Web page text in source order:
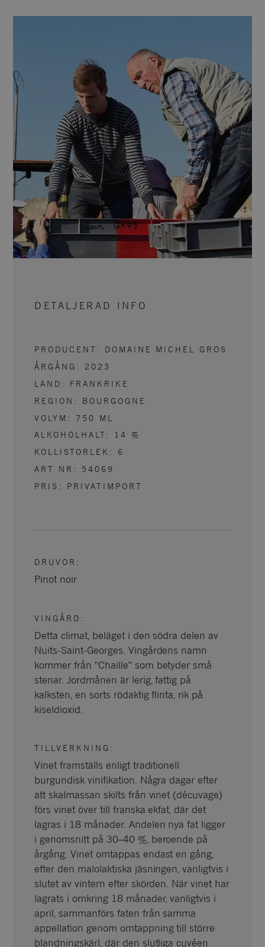
DETALJERAD INFO
PRODUCENT: DOMAINE MICHEL GROS
ÅRGÅNG: 2023
LAND: FRANKRIKE
REGION: BOURGOGNE
VOLYM: 750
ML
ALKOHOLHALT:
14
%
KOLLISTORLEK: 6
ART NR: 54069
PRIS: PRIVATIMPORT
DRUVOR :
Pinot noir
VINGÅRD :
Detta climat, beläget i den södra delen av
Nuits-Saint-Georges. Vingårdens namn
kommer från "Chaille" som betyder små
stenar. Jordmånen är lerig, fattig på
kalksten, en sorts rödaktig flinta, rik på
kiseldioxid.
TILLVERKNING :
Vinet framställs enligt traditionell
burgundisk vinifikation. Några dagar efter
att skalmassan skilts från vinet (décuvage)
förs vinet över till franska ekfat, där det
lagras i 18 månader. Andelen nya fat ligger
i genomsnitt på 30–40 %, beroende på
årgång. Vinet omtappas endast en gång,
efter den malolaktiska jäsningen, vanligtvis i
slutet av vintern efter skörden. När vinet har
lagrats i omkring 18 månader, vanligtvis i
april, sammanförs faten från samma
appellation genom omtappning till större
blandningskärl, där den slutliga cuvéen